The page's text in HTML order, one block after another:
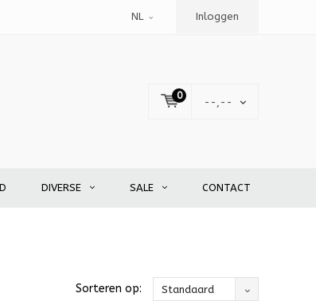
NL Inloggen
0
--,--
DIVERSE SALE CONTACT
Sorteren op: Standaard